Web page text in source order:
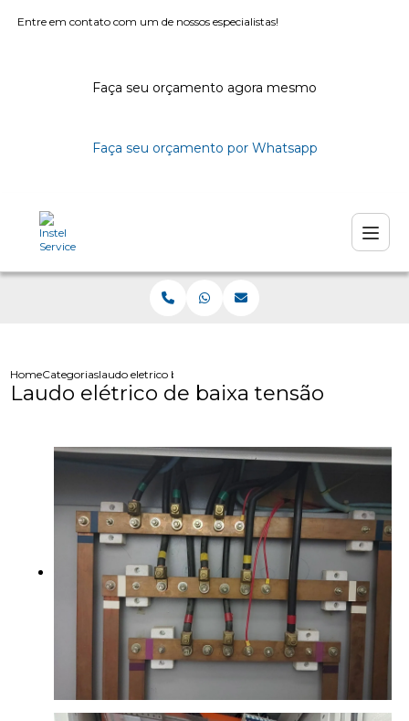
Entre em contato com um de nossos especialistas!
Faça seu orçamento agora mesmo
Faça seu orçamento por Whatsapp
HomeCategoriaslaudo eletrico baixa tensao
Laudo elétrico de baixa tensão